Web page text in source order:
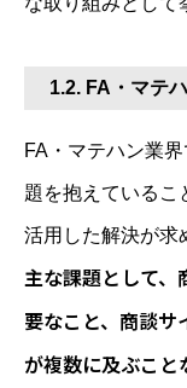
1.2. FA・マテ
FA・マテハン業
題を抱えているこ
活用した解決が求
主な課題として、
要なこと、商談
が複数に及ぶこと